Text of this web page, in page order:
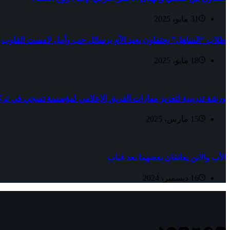
31 مايو، 2025
طلاب “المناهل” يحتفلون بعيد الأم برسائل حب وأمل لامست القلوب
18 مايو، 2025
ورشة تدريبية لتعزيز مهارات الفريق الإعلامي لمؤسسة تسجي في
15 مارس، 2025
الأب والابن يعانقان بعضهما بعد غياب
16 ديسمبر، 2024